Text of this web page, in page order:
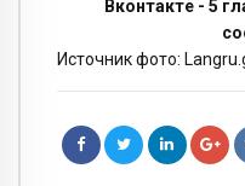
Вконтакте - 5
Источник фото: